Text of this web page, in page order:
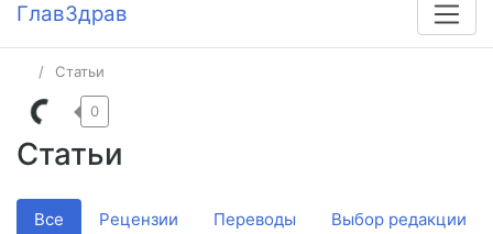
ГлавЗдрав
Статьи
Статьи
0
Все Рецензии Переводы Выбор редакции